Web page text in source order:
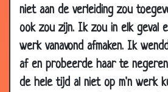
niet aan de verleiding zou
ook zou zijn. Ik zou in elk geval
werk vanavond afmaken. Ik
af en probeerde haar te
de hele tijd al niet op m'n werk
2008
31 Jan
2008
Onder de plak
28 Jan
2008
Romantische vakantie